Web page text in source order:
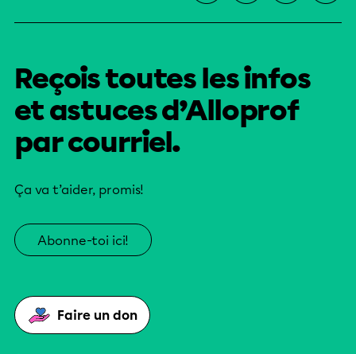
Reçois toutes les infos
et astuces d’Alloprof
par courriel.
Ça va t’aider, promis!
Abonne-toi ici!
Faire un don